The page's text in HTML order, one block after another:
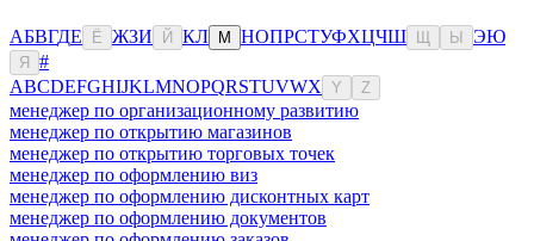
АБВГДЕ Ё ЖЗИ Й КЛ М НОПРСТУФХЦЧШ Ы ЭЮ
Я
#
ABCDEFGHIJKLMNOPQRSTUVWX Y Z
менеджер по организационному развитию
менеджер по открытию магазинов
менеджер по открытию торговых точек
менеджер по оформлению виз
менеджер по оформлению дисконтных карт
менеджер по оформлению документов